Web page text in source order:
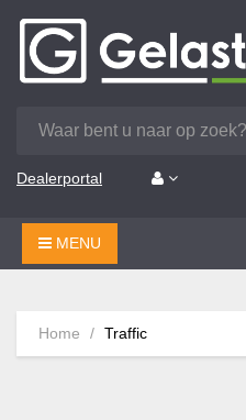
Dealerportal
MENU
Home Traffic